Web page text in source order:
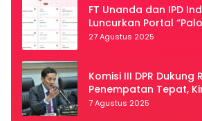
FT Unanda dan IPD
Luncurkan Portal
Secara Virtual
27 Agustus 2025
Komisi III DPR Dukung
Penempatan Tepat,
7 Agustus 2025